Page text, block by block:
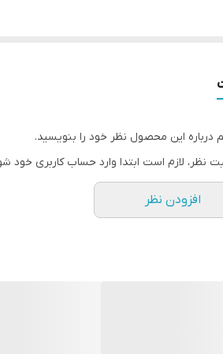
درباره این محصول نظر خود را بنویسید.
نظر، لازم است ابتدا وارد حساب کاربری خود
افزودن نظر